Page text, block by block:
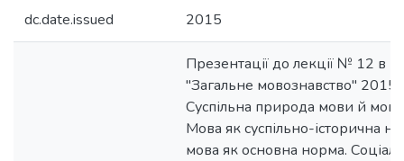
dc.date.issued 2015
Презентації до лекції № 12 в
"Загальне мовознавство"
Суспільна природа мови й
Мова як суспільно-історична
мова як основна норма.